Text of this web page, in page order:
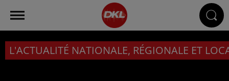
L'ACTUALITÉ NATIONALE, RÉGIONALE ET